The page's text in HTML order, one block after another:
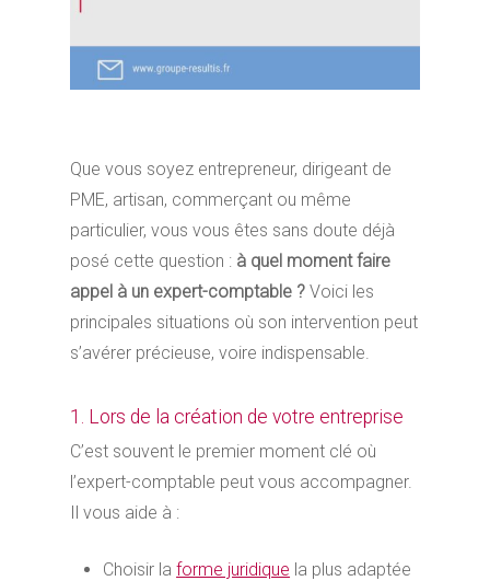
Que vous soyez entrepreneur, dirigeant de
PME, artisan, commerçant ou même
particulier, vous vous êtes sans doute déjà
posé cette question : à quel moment faire
appel à un expert-comptable ? Voici les
principales situations où son intervention peut
s’avérer précieuse, voire indispensable.
1. Lors de la création de votre entreprise
C’est souvent le premier moment clé où
l’expert-comptable peut vous accompagner.
Il vous aide à :
Choisir laforme juridique la plus adaptée